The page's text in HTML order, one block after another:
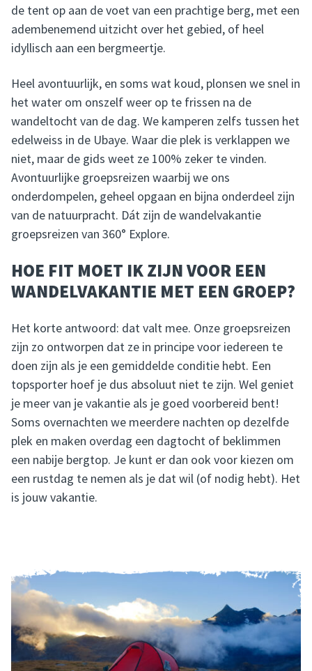
de tent op aan de voet van een prachtige berg, met een
adembenemend uitzicht over het gebied, of heel
idyllisch aan een bergmeertje.
Heel avontuurlijk, en soms wat koud, plonsen we snel in
het water om onszelf weer op te frissen na de
wandeltocht van de dag. We kamperen zelfs tussen het
edelweiss in de Ubaye. Waar die plek is verklappen we
niet, maar de gids weet ze 100% zeker te vinden.
Avontuurlijke groepsreizen waarbij we ons
onderdompelen, geheel opgaan en bijna onderdeel zijn
van de natuurpracht. Dát zijn de wandelvakantie
groepsreizen van 360° Explore.
HOE FIT MOET IK ZIJN VOOR EEN
WANDELVAKANTIE MET EEN GROEP?
Het korte antwoord: dat valt mee. Onze groepsreizen
zijn zo ontworpen dat ze in principe voor iedereen te
doen zijn als je een gemiddelde conditie hebt. Een
topsporter hoef je dus absoluut niet te zijn. Wel geniet
je meer van je vakantie als je goed voorbereid bent!
Soms overnachten we meerdere nachten op dezelfde
plek en maken overdag een dagtocht of beklimmen
een nabije bergtop. Je kunt er dan ook voor kiezen om
een rustdag te nemen als je dat wil (of nodig hebt). Het
is jouw vakantie.